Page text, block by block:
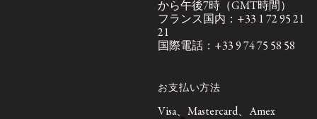
から午後7時（GMT時間）
フランス国内：+33 1 72 95 21
21
国際電話：+33 9 74 75 58 58
お支払い方法
Visa、Mastercard、Amex